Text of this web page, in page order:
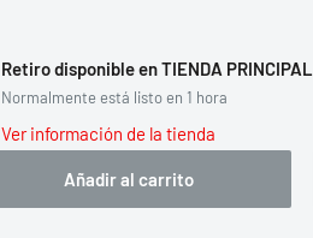
Retiro disponible en TIENDA PRINCIPAL
Normalmente está listo en 1 hora
Ver información de la tienda
Añadir al carrito